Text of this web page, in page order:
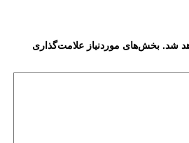
شد. بخش‌های موردنیاز علامت‌گذاری